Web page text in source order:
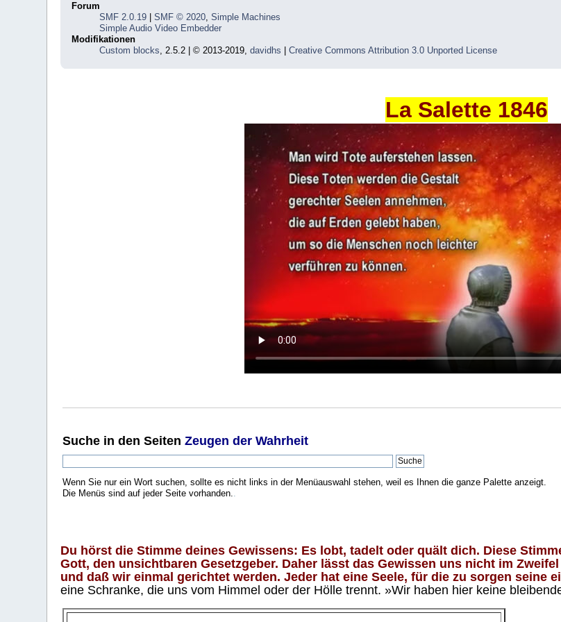
Forum
SMF 2.0.19| SMF © 2020, Simple Machines
Simple Audio Video Embedder
Modifikationen
Custom blocks, 2.5.2 | © 2013-2019, davidhs Creative Commons Attribution 3.0 Unported License
La Salette 1846
Suche in den SeitenZeugen der Wahrheit
Wenn Sie nur ein Wort suchen, sollte es nicht links in der Menüauswahl stehen, weil es Ihnen die ganze Palette anzeigt.
Die Menüs sind auf jeder Seite vorhanden..
Du hörst die Stimme deines Gewissens: Es lobt, tadelt oder quält dich. Diese
Gott, den unsichtbaren Gesetzgeber. Daher lässt das Gewissen uns nicht im
und daß wir einmal gerichtet werden. Jeder hat eine Seele, für die zu sorgen seine
eine Schranke, die uns vom Himmel oder der Hölle trennt. »Wir haben hier keine